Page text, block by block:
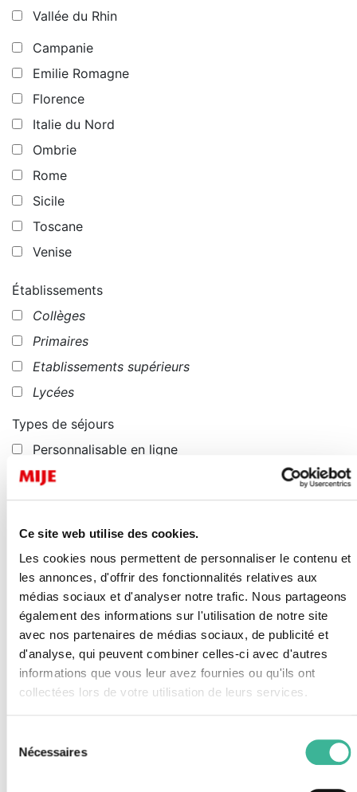
Ce site web utilise des cookies.
Les cookies nous permettent de personnaliser le contenu et
les annonces, d'offrir des fonctionnalités relatives aux
médias sociaux et d'analyser notre trafic. Nous partageons
également des informations sur l'utilisation de notre site
avec nos partenaires de médias sociaux, de publicité et
d'analyse, qui peuvent combiner celles-ci avec d'autres
informations que vous leur avez fournies ou qu'ils ont
collectées lors de votre utilisation de leurs services.
Nécessaires
Vallée du Rhin
Campanie
Emilie Romagne
Florence
Italie du Nord
Ombrie
Rome
Sicile
Toscane
Venise
Établissements
Collèges
Primaires
Etablissements supérieurs
Lycées
Types de séjours
Personnalisable en ligne
Nouveau
Inclusif
Écoresponsable
Prix malins
Best of
Cours de langues
Automne -Noël
Sortie scolaire à la journée
Tarifs exclusifs
Classe de mer